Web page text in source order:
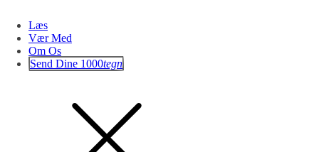
Læs
Vær Med
Om Os
Send Dine 1000tegn